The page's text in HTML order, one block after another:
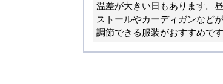
温差が大きい日もあります。
ストールやカーディガンなど
調節できる服装がおすすめです